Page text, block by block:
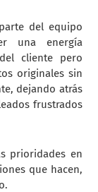
del equipo
una energía
cliente pero
originales sin
dejando atrás
frustrados
prioridades en
que hacen,